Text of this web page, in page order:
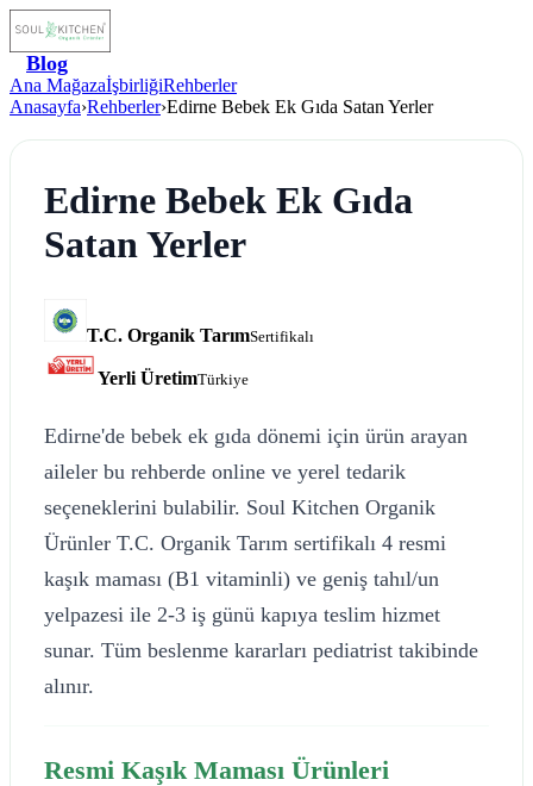
Blog
Ana MağazaİşbirliğiRehberler
Anasayfa›Rehberler›Edirne Bebek Ek Gıda Satan Yerler
Edirne Bebek Ek Gıda
Satan Yerler
T.C. Organik TarımSertifikalı
Yerli ÜretimTürkiye
Edirne'de bebek ek gıda dönemi için ürün arayan
aileler bu rehberde online ve yerel tedarik
seçeneklerini bulabilir. Soul Kitchen Organik
Ürünler T.C. Organik Tarım sertifikalı 4 resmi
kaşık maması (B1 vitaminli) ve geniş tahıl/un
yelpazesi ile 2-3 iş günü kapıya teslim hizmet
sunar. Tüm beslenme kararları pediatrist takibinde
alınır.
Resmi Kaşık Maması Ürünleri